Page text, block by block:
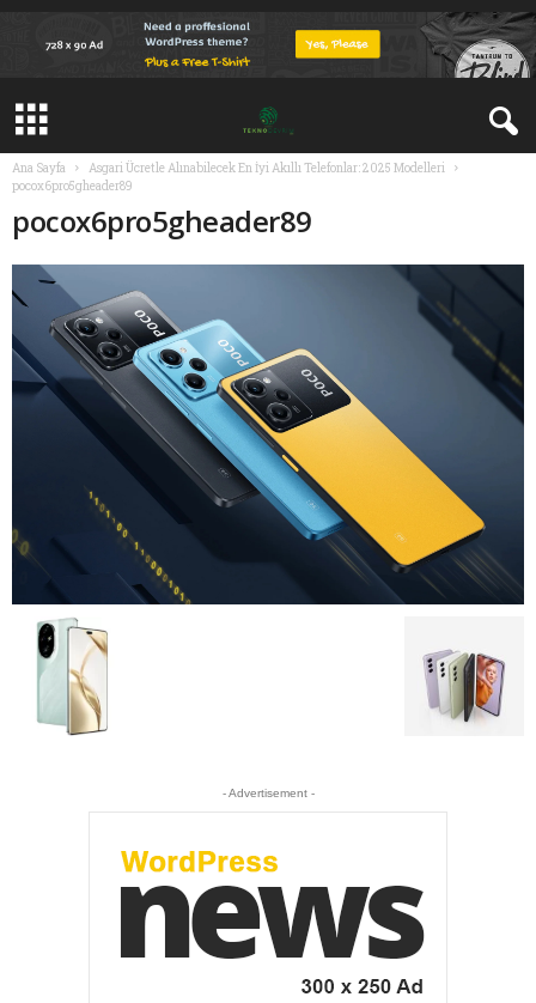
Ana Sayfa
Asgari Ücretle Alınabilecek En İyi Akıllı Telefonlar: 2025 Modelleri
pocox6pro5gheader89
pocox6pro5gheader89
- Advertisement -